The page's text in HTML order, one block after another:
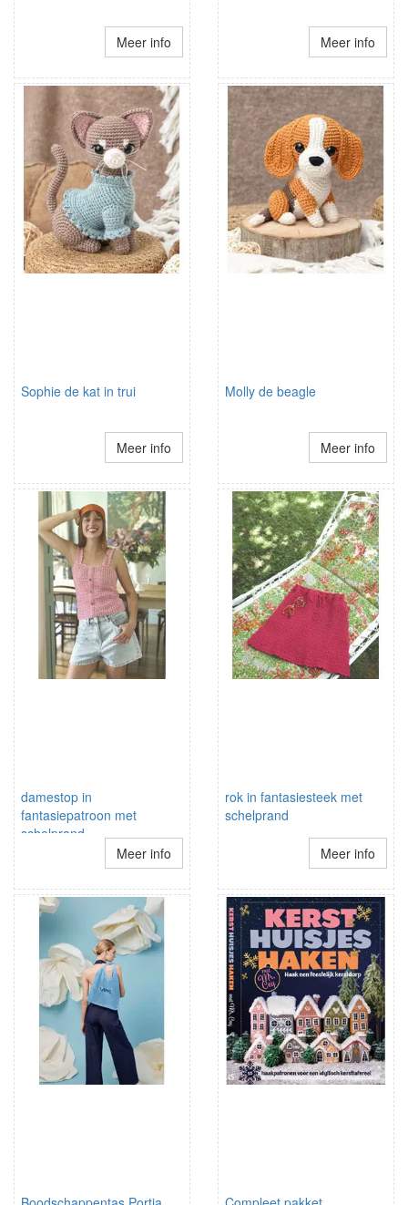
Meer info Meer info
Sophie de kat in trui
Meer info
Molly de beagle
Meer info
damestop in
fantasiepatroon met
schelprand
schouderbandjesMeer info
rok in fantasiesteek met
schelprand
Meer info